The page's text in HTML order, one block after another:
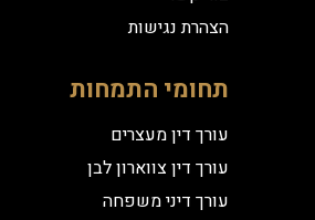
הצהרת נגישות
תחומי התמחות
עורך דין מעצרים
עורך דין צווארון לבן
עורך דיני משפחה